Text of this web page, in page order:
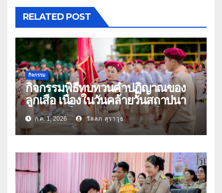
RELATED POST
กิจกรรม
กิจกรรมพิธีทบทวนคำปฏิญาณของ
ลูกเสือ เนื่องในวันคล้ายวันสถาปนา
คณะลูกเสือแห่งชาติ ประจำปี 2569
ก.ค. 1, 2026 วัลลภ สุราวุธ